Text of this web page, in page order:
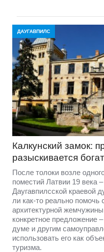
ДАУГАВПИЛС
Калкунский замок:
разыскивается
После толоки возле
поместий Латвии 19 века
Даугавпилсской краевой
ли как-то реально помочь
архитектурной
конкретное предложение
думе и другим
использовать его как
туризма.